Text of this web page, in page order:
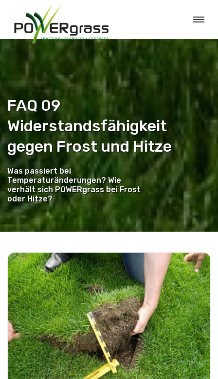
FAQ 09
Widerstandsfähigkeit
gegen Frost und Hitze
Was passiert bei
Temperaturänderungen? Wie
verhält sich POWERgrass bei Frost
oder Hitze?